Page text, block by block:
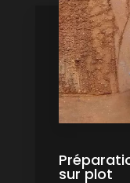
sur plot